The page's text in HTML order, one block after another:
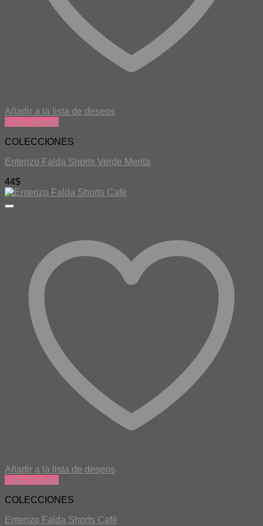
Añadir a la lista de deseos
Vista Rápida
COLECCIONES
Enterizo Falda Shorts Verde Menta
44$
Añadir a la lista de deseos
Vista Rápida
COLECCIONES
Enterizo Falda Shorts Café